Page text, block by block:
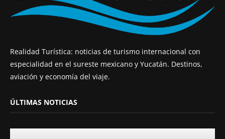
Realidad Turística: noticias de turismo internacional con
especialidad en el sureste mexicano y Yucatán. Destinos,
aviación y economía del viaje.
ÚLTIMAS NOTICIAS